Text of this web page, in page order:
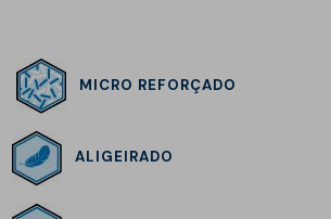
MICRO REFORÇADO
ALIGEIRADO